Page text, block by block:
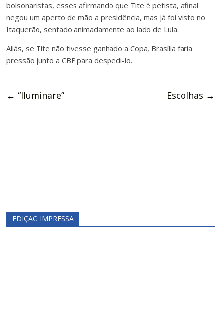
bolsonaristas, esses afirmando que Tite é petista, afinal
negou um aperto de mão a presidência, mas já foi visto no
Itaquerão, sentado animadamente ao lado de Lula.
Aliás, se Tite não tivesse ganhado a Copa, Brasília faria
pressão junto a CBF para despedi-lo.
← “Iluminare” Escolhas →
EDIÇÃO IMPRESSA